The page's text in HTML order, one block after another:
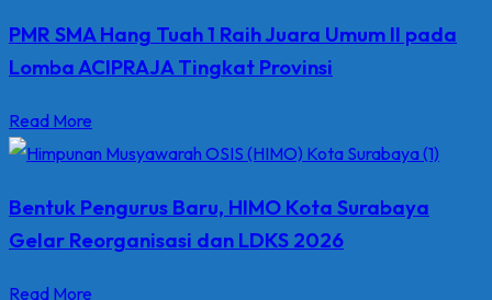
PMR SMA Hang Tuah 1 Raih Juara Umum II pada
Lomba ACIPRAJA Tingkat Provinsi
Read More
Bentuk Pengurus Baru, HIMO Kota Surabaya
Gelar Reorganisasi dan LDKS 2026
Read More